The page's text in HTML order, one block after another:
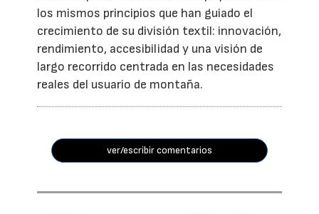
los mismos principios que han guiado el
crecimiento de su división textil: innovación,
rendimiento, accesibilidad y una visión de
largo recorrido centrada en las necesidades
reales del usuario de montaña.
ver/escribir comentarios